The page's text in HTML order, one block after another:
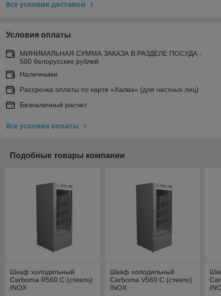
Все условия доставки
Условия оплаты
МИНИМАЛЬНАЯ СУММА ЗАКАЗА В РАЗДЕЛЕ ПОСУДА -
500 белорусских рублей.
Наличными
Рассрочка оплаты по карте «Халва» (для частных лиц)
Безналичный расчет
Все условия оплаты
Подобные товары компании
Шкаф холодильный
Carboma R560 С (стекло)
INOX
Шкаф холодильный
Carboma V560 С (стекло)
INOX